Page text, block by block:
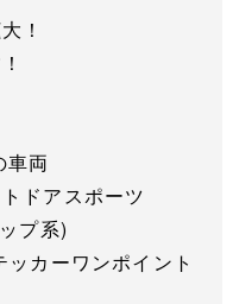
！
車両
ドアスポーツ
プ系)
カーワンポイント